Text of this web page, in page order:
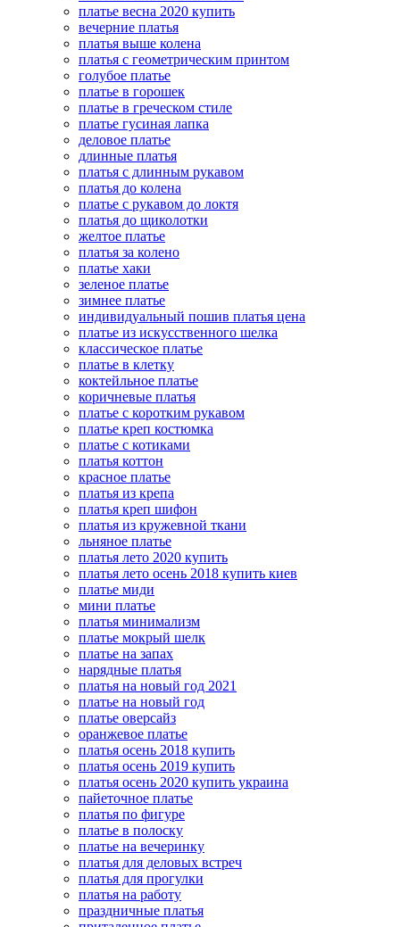
платье весна 2020 купить
вечерние платья
платья выше колена
платья с геометрическим принтом
голубое платье
платье в горошек
платье в греческом стиле
платье гусиная лапка
деловое платье
длинные платья
платья с длинным рукавом
платья до колена
платье с рукавом до локтя
платья до щиколотки
желтое платье
платья за колено
платье хаки
зеленое платье
зимнее платье
индивидуальный пошив платья цена
платье из искусственного шелка
классическое платье
платье в клетку
коктейльное платье
коричневые платья
платье с коротким рукавом
платье креп костюмка
платье с котиками
платья коттон
красное платье
платья из крепа
платья креп шифон
платья из кружевной ткани
льняное платье
платья лето 2020 купить
платья лето осень 2018 купить киев
платье миди
мини платье
платья минимализм
платье мокрый шелк
платье на запах
нарядные платья
платья на новый год 2021
платье на новый год
платье оверсайз
оранжевое платье
платья осень 2018 купить
платья осень 2019 купить
платья осень 2020 купить украина
пайеточное платье
платья по фигуре
платье в полоску
платье на вечеринку
платья для деловых встреч
платья для прогулки
платья на работу
праздничные платья